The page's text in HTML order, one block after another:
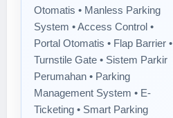
Otomatis • Manless Parking
System • Access Control •
Portal Otomatis • Flap Barrier •
Turnstile Gate • Sistem Parkir
Perumahan • Parking
Management System • E-
Ticketing • Smart Parking